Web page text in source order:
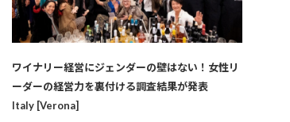
ワイナリー経営にジェンダーの壁はない！女性リ
ーダーの経営力を裏付ける調査結果が発表
Italy [Verona]